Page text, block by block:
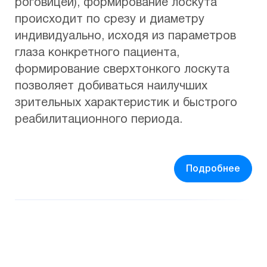
роговицей), формирование лоскута
происходит по срезу и диаметру
индивидуально, исходя из параметров
глаза конкретного пациента,
формирование сверхтонкого лоскута
позволяет добиваться наилучших
зрительных характеристик и быстрого
реабилитационного периода.
Подробнее